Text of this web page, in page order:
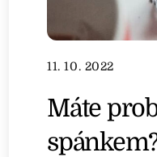
11. 10. 2022
Máte